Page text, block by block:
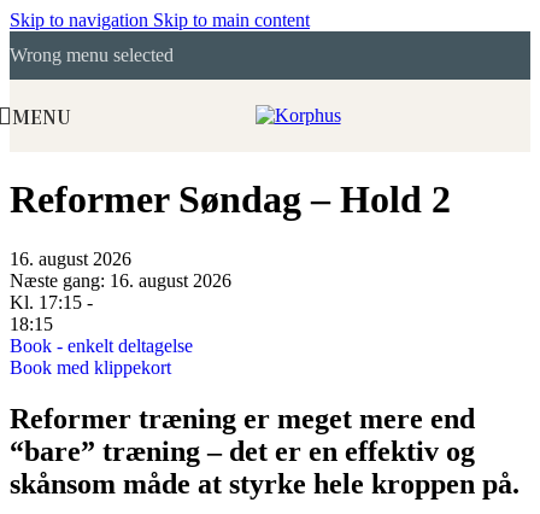
Skip to navigation Skip to main content
Wrong menu selected
MENU
Reformer Søndag – Hold 2
16. august 2026
Næste gang: 16. august 2026
Kl. 17:15 -
18:15
Book - enkelt deltagelse
Book med klippekort
Reformer træning er meget mere end
“bare” træning – det er en effektiv og
skånsom måde at styrke hele kroppen på.